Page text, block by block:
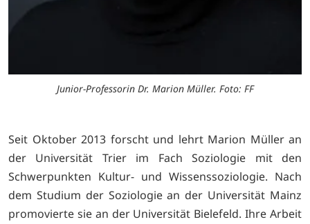
Junior-Professorin Dr. Marion Müller. Foto: FF
Seit Oktober 2013 forscht und lehrt Marion Müller an
der Universität Trier im Fach Soziologie mit den
Schwerpunkten Kultur- und Wissenssoziologie. Nach
dem Studium der Soziologie an der Universität Mainz
promovierte sie an der Universität Bielefeld. Ihre Arbeit